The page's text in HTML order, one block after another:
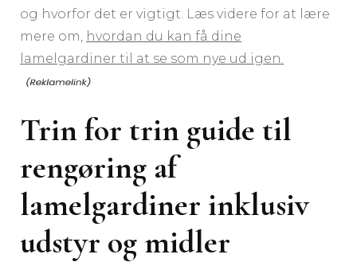
og hvorfor det er vigtigt. Læs videre for at lære
mere om,
hvordan du kan få dine
lamelgardiner til at se som nye ud igen.
Trin for trin guide til
rengøring af
lamelgardiner inklusiv
udstyr og midler